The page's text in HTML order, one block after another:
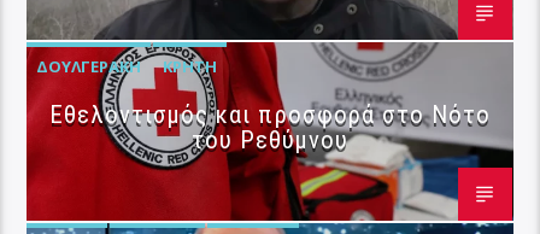
ΔΟΥΛΓΕΡΆΚΗ ΚΡΉΤΗ
Εθελοντισμός και προσφορά στο Νότο
του Ρεθύμνου